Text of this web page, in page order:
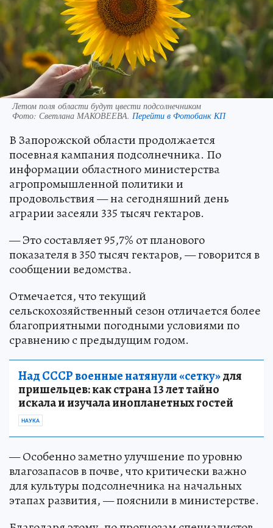
Летом поля области будут цвести подсолнечником
Фото: Светлана МАКОВЕЕВА. Перейти в Фотобанк КП
В Запорожской области продолжается
посевная кампания подсолнечника. По
информации областного министерства
агропромышленной политики и
продовольствия — на сегодняшний день
аграрии засеяли 335 тысяч гектаров.
— Это составляет 95,7% от планового
показателя в 350 тысяч гектаров, — говорится в
сообщении ведомства.
Отмечается, что текущий
сельскохозяйственный сезон отличается более
благоприятными погодными условиями по
сравнению с предыдущим годом.
Над СССР военные натянули «сетку»для
пришельцев: как страна 13 лет тайно
искала и изучала инопланетных гостей
НАУКА
— Особенно заметно улучшение по уровню
влагозапасов в почве, что критически важно
для культуры подсолнечника на начальных
этапах развития, — пояснили в министерстве.